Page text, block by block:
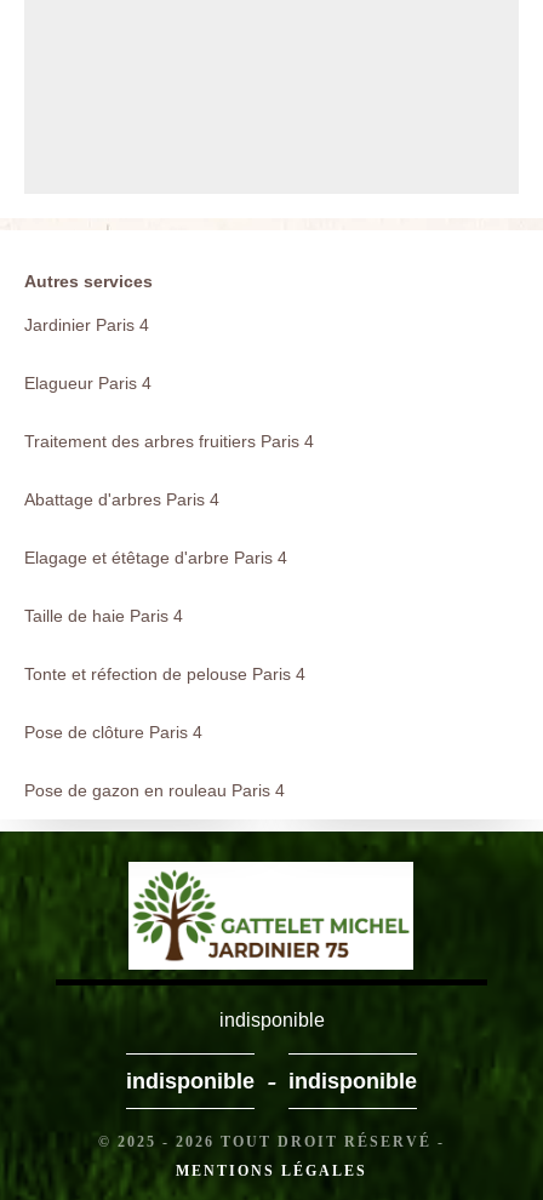
Autres services
Jardinier Paris 4
Elagueur Paris 4
Traitement des arbres fruitiers Paris 4
Abattage d'arbres Paris 4
Elagage et étêtage d'arbre Paris 4
Taille de haie Paris 4
Tonte et réfection de pelouse Paris 4
Pose de clôture Paris 4
Pose de gazon en rouleau Paris 4
indisponible
indisponible - indisponible
© 2025 - 2026 TOUT DROIT RÉSERVÉ -
MENTIONS LÉGALES